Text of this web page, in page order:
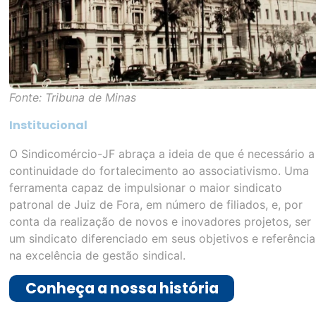
Fonte: Tribuna de Minas
Institucional
O Sindicomércio-JF abraça a ideia de que é necessário a
continuidade do fortalecimento ao associativismo. Uma
ferramenta capaz de impulsionar o maior sindicato
patronal de Juiz de Fora, em número de filiados, e, por
conta da realização de novos e inovadores projetos, ser
um sindicato diferenciado em seus objetivos e referência
na excelência de gestão sindical.
Conheça a nossa história